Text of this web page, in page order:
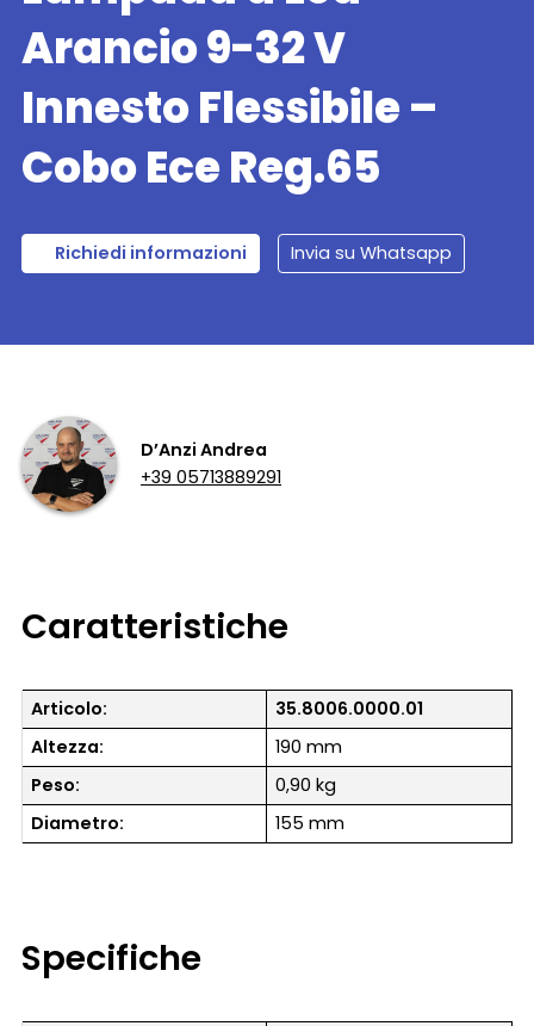
Arancio 9-32 V
Innesto Flessibile –
Cobo Ece Reg.65
Richiedi informazioni Invia su Whatsapp
D’Anzi Andrea
+39 05713889291
Caratteristiche
Articolo:
35.8006.0000.01
Altezza:
190 mm
Peso:
0,90 kg
Diametro:
155 mm
Specifiche